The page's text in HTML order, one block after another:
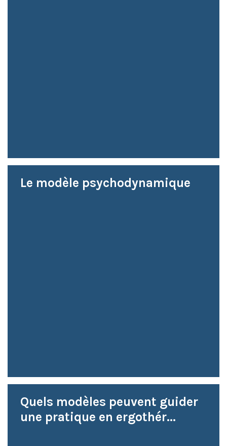
Le modèle psychodynamique
Quels modèles peuvent guider
une pratique en ergothér...